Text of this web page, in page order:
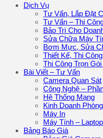
Dịch Vụ
Tư Vấn, Lắp Đặt
Tư Vấn – Thi
Bảo Trì Cho
Sửa Chữa Máy
Bơm Mực, Sửa
Thiết Kế, Thi
Thi Công Trọn
Bài Viết – Tư Vấn
Camera Quan Sát
Công Nghệ –
Hệ Thống Mạng
Kinh Doanh
Máy In
Máy Tính – Laptop
Bảng Báo Giá